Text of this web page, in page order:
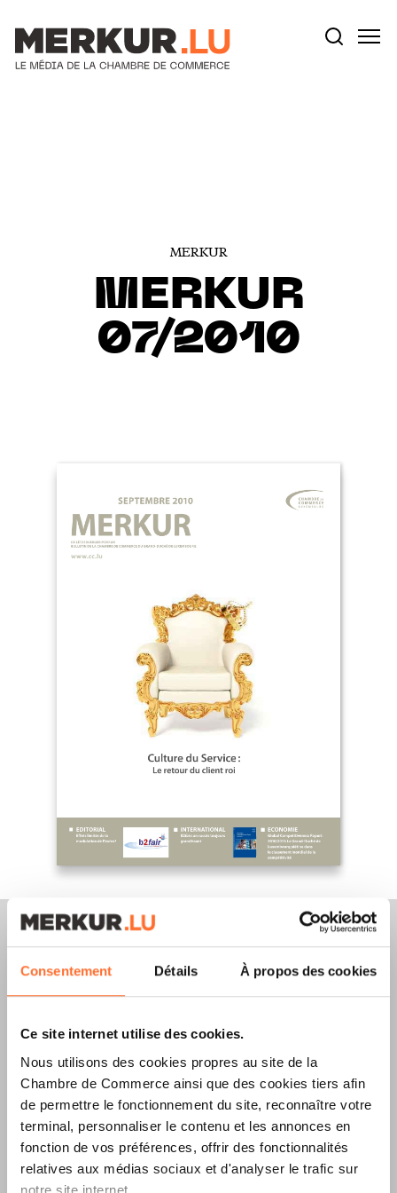
Consentement Détails À propos des cookies
Ce site internet utilise des cookies.
Nous utilisons des cookies propres au site de la
Chambre de Commerce ainsi que des cookies tiers afin
de permettre le fonctionnement du site, reconnaître votre
terminal, personnaliser le contenu et les annonces en
fonction de vos préférences, offrir des fonctionnalités
relatives aux médias sociaux et d'analyser le trafic sur
notre site internet.
MERKUR
MERKUR
07/2010
Merkur Magazine
L’ÉDITIONÉTÉ
2026EST
DISPONIBLE !